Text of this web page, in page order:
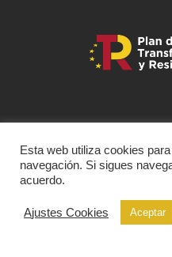
Esta web utiliza cookies
navegación. Si sigues
acuerdo.
Ajustes Cookies Aceptar